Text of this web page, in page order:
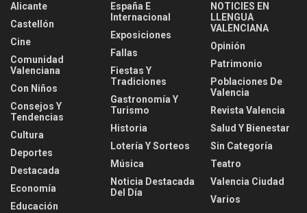
Alicante
Castellón
Cine
Comunidad
Valenciana
Con Niños
Consejos Y
Tendencias
Cultura
Deportes
Destacada
Economía
Educación
España E
Internacional
Exposiciones
Fallas
Fiestas Y
Tradiciones
Gastronomía Y
Turismo
Historia
Lotería Y Sorteos
Música
Noticia Destacada
Del Día
NOTICIES EN
LLENGUA
VALENCIANA
Opinión
Patrimonio
Poblaciones De
Valencia
Revista Valencia
Salud Y Bienestar
Sin Categoría
Teatro
Valencia Ciudad
Varios